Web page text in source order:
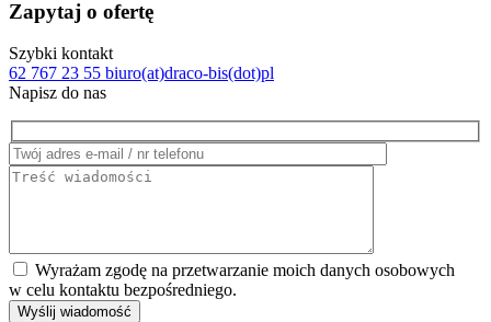
Zapytaj o ofertę
Szybki kontakt
62 767 23 55 biuro(at)draco-bis(dot)pl
Napisz do nas
Wyrażam zgodę na przetwarzanie moich danych osobowych
w celu kontaktu bezpośredniego.